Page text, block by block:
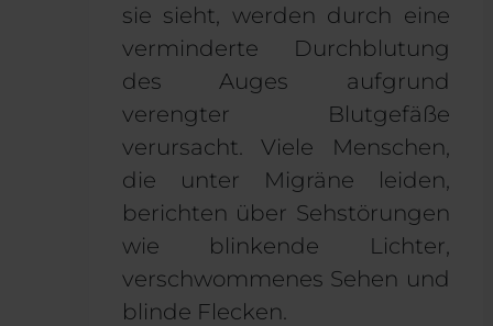
sie sieht, werden durch eine
verminderte Durchblutung
des Auges aufgrund
verengter Blutgefäße
verursacht. Viele Menschen,
die unter Migräne leiden,
berichten über Sehstörungen
wie blinkende Lichter,
verschwommenes Sehen und
blinde Flecken.